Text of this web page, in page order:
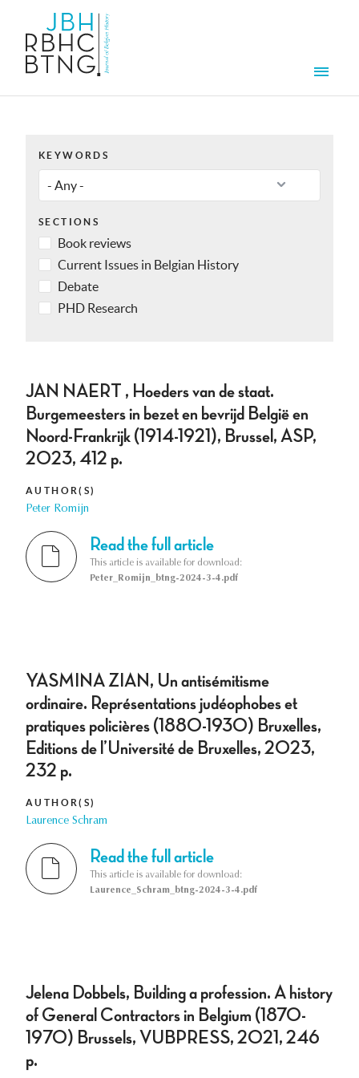
KEYWORDS
SECTIONS
Book reviews
Current Issues in Belgian History
Debate
PHD Research
JAN NAERT , Hoeders van de staat.
Burgemeesters in bezet en bevrijd België en
Noord-Frankrijk (1914-1921), Brussel, ASP,
2023, 412 p.
AUTHOR(S)
Peter Romijn
Read the full article
This article is available for download:
Peter_Romijn_btng-2024-3-4.pdf
YASMINA ZIAN, Un antisémitisme
ordinaire. Représentations judéophobes et
pratiques policières (1880-1930) Bruxelles,
Editions de l’Université de Bruxelles, 2023,
232 p.
AUTHOR(S)
Laurence Schram
Read the full article
This article is available for download:
Laurence_Schram_btng-2024-3-4.pdf
Jelena Dobbels, Building a profession. A history
of General Contractors in Belgium (1870-
1970) Brussels, VUBPRESS, 2021, 246
p.